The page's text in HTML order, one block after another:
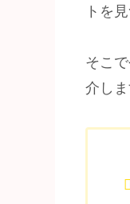
トを
そこ
介しま